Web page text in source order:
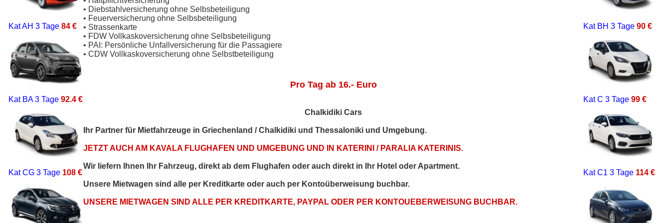
Kat AH 3 Tage 84 €
Kat BA3 Tage 92.4 €
Kat CG 3 Tage 108 €
• Diebstahlversicherung ohne Selbsbeteiligung
• Feuerversicherung ohne Selbsbeteiligung
• Strassenkarte
• FDW Vollkaskoversicherung ohne Selbsbeteiligung
• PAI: Persönliche Unfallversicherung für die Passagiere
• CDW Vollkaskoversicherung ohne Selbstbeteiligung
Pro Tag ab 16.- Euro
Chalkidiki Cars
Ihr Partner für Mietfahrzeuge in Griechenland / Chalkidiki und Thessaloniki und Umgebung.
JETZT AUCH AM KAVALA FLUGHAFEN UND UMGEBUNG UND IN KATERINI / PARALIA KATERINIS.
Wir liefern Ihnen Ihr Fahrzeug, direkt ab dem Flughafen oder auch direkt in Ihr Hotel oder Apartment.
Unsere Mietwagen sind alle per Kreditkarte oder auch per Kontoüberweisung buchbar.
UNSERE MIETWAGEN SIND ALLE PER KREDITKARTE, PAYPAL ODER PER KONTOUEBERWEISUNG BUCHBAR.
Kat BH 3 Tage 90 €
Kat C 3 Tage 99 €
Kat C1 3 Tage 114 €